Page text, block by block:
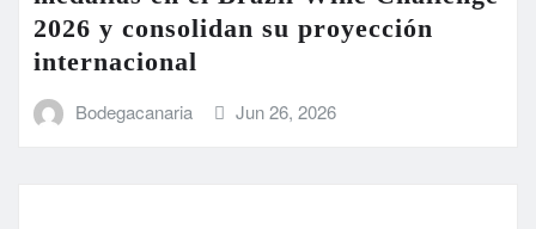
2026 y consolidan su proyección
internacional
Bodegacanaria Jun 26, 2026